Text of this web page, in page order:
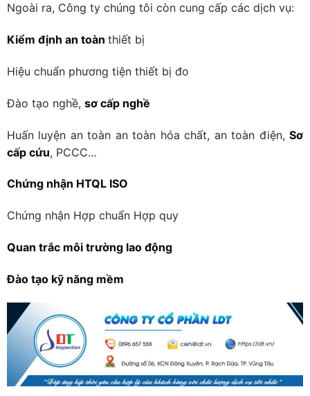
Ngoài ra, Công ty chúng tôi còn cung cấp các dịch vụ:
Kiểm định an toàn thiết bị
Hiệu chuẩn phương tiện thiết bị đo
Đào tạo nghề, sơ cấp nghề
Huấn luyện an toàn an toàn hóa chất, an toàn điện,Sơ
cấp cứu, PCCC…
Chứng nhận HTQL ISO
Chứng nhận Hợp chuẩn Hợp quy
Quan trắc môi trường lao động
Đào tạo kỹ năng mềm